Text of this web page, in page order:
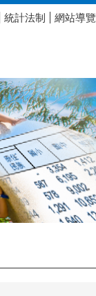
統計法制 網站導覽